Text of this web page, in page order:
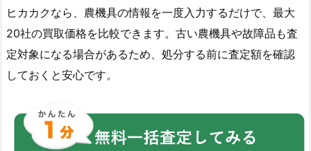
ヒカカクなら、農機具の情報を一度入力するだけで、最大
20社の買取価格を比較できます。古い農機具や故障品も査
定対象になる場合があるため、処分する前に査定額を確認
しておくと安心です。